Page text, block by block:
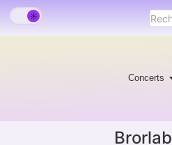
Concerts
Brorlab